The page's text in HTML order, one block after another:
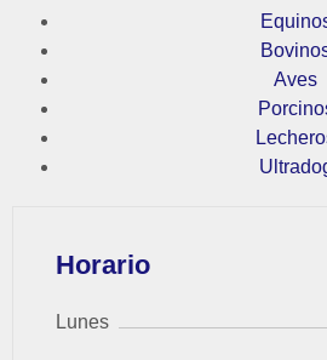
Aves
Horario
Lunes